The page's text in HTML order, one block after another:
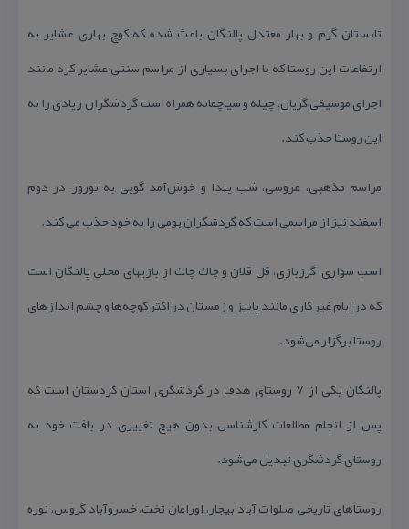
تابستان گرم و بهار معتدل پالنگان باعث شده كه كوچ بهاری عشایر به
ارتفاعات این روستا كه با اجرای بسیاری از مراسم سنتی عشایر كرد مانند
اجرای موسیقی گریان، چپله و سیاچمانه همراه است گردشگران زیادی را به
این روستا جذب كند.
مراسم مذهبی، عروسی، شب یلدا و خوش‌آمد گویی به نوروز در دوم
اسفند نیز از مراسمی است كه گردشگران بومی را به خود جذب می كند.
اسب سواری، گرزبازی، قل قلان و چاك چاك از بازیهای محلی پالنگان است
كه در ایام غیر كاری مانند پاییز و زمستان در اكثر كوچه‌ها و چشم اندازهای
روستا برگزار می‌شود.
پالنگان یكی از ۷ روستای هدف در گردشگری استان كردستان است كه
پس از انجام مطالعات كارشناسی بدون هیچ تغییری در بافت خود به
روستای گردشگری تبدیل می‌شود.
روستاهای تاریخی صلوات آباد بیجار، اورامان تخت، خسروآباد گروس، نوره